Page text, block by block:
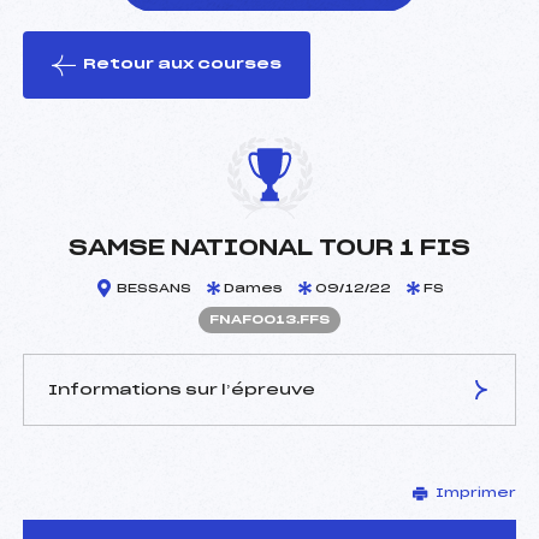
le ski
Retour aux courses
SAMSE NATIONAL TOUR 1 FIS
BESSANS Dames 09/12/22 FS
FNAF0013.FFS
Informations sur l’épreuve
MAGAND GUY (DA)
D.T Adjoint :
–
Imprimer